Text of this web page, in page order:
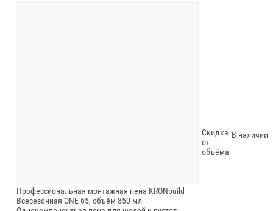
Профессиональная монтажная пена KRONbuild
Всесезонная ONE 65, объём 850 мл
Скидка
от
объёма
В наличии